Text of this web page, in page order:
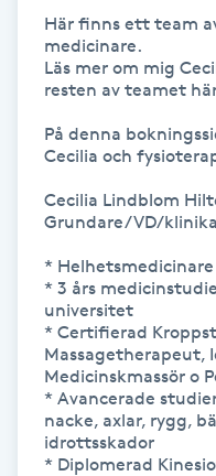
Hårborttagning
Hårbottenbehandling
Hårförlängning
Hårvård
Hälsa
Hälsprickor
Idrottsmassage
Här finns ett team
medicinare.
Läs mer om mig
resten av teamet
På denna
Cecilia och
Cecilia Lindblom
Grundare/VD/
* Helhetsmedicinare
* 3 års
universitet
* Certifierad
Massagetherapeut,
Medicinskmassör o
* Avancerade
nacke, axlar, rygg,
idrottsskador
* Diplomerad